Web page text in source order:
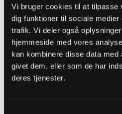
Vi bruger cookies til at tilpasse
dig funktioner til sociale
trafik. Vi deler også
hjemmeside med vores
kan kombinere disse data med
givet dem, eller som de har
deres tjenester.
Det er ikke nok. Han ved godt, han
Klubben vil heller ikke betale de
betales transfer til Union Berlin. Det
Last edited bysinus; 12-06-2026,